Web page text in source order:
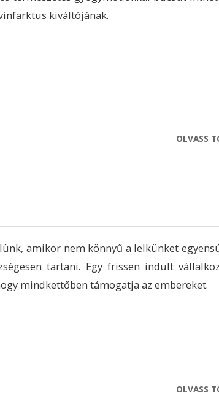
kiváltójának.
OLVASS
amikor nem könnyű a lelkünket
tartani. Egy frissen indult
mindkettőben támogatja az embereket.
OLVASS